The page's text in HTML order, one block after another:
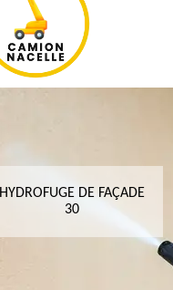
HYDROFUGE DE FAÇADE
30